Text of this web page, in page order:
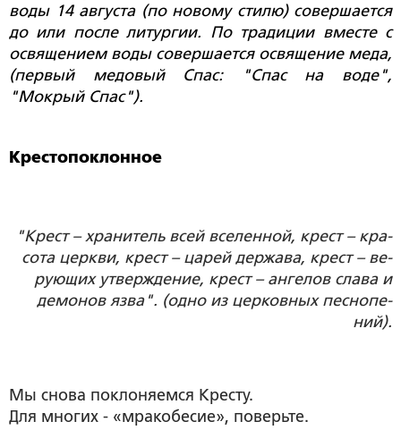
воды 14 августа (по новому стилю) совершается
до или после литургии. По традиции вместе с
освящением воды совершается освящение меда,
(первый медовый Спас: "Спас на воде",
"Мокрый Спас").
Крестопоклонное
"Крест – хра­ни­тель всей все­лен­ной, крест – кра­
со­та церк­ви, крест – ца­рей дер­жа­ва, крест – ве­
ру­ю­щих утвер­жде­ние, крест – ан­ге­лов сла­ва и
де­мо­нов яз­ва". (од­но из цер­ков­ных пес­но­пе­
ний).
Мы снова поклоняемся Кресту.
Для многих - «мракобесие», поверьте.